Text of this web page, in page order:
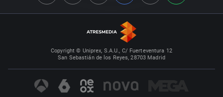
Copyright © Uniprex, S.A.U., C/ Fuerteventura 12
San Sebastián de los Reyes, 28703 Madrid